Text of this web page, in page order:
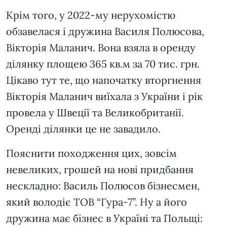
Крім того, у 2022-му нерухомістю
обзавелася і дружина Василя Полюсова,
Вікторія Маланич. Вона взяла в оренду
ділянку площею 365 кв.м за 70 тис. грн.
Цікаво тут те, що напочатку вторгнення
Вікторія Маланич виїхала з України і рік
провела у Швеції та Великобританії.
Оренді ділянки це не завадило.
Пояснити походження цих, зовсім
невеликих, грошей на нові придбання
нескладно: Василь Полюсов бізнесмен,
який володіє ТОВ “Гура-7”. Ну а його
дружина має бізнес в Україні та Польщі: